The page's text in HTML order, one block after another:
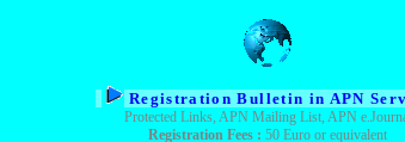
Registration Bulletin in APN
Protected Links, APN Mailing List, APN
Registration Fees : 50 Euro or equivalent